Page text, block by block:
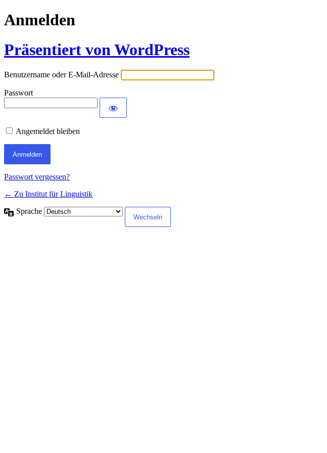
Anmelden
Präsentiert von WordPress
Benutzername oder E-Mail-Adresse
Passwort
Angemeldet bleiben
Passwort vergessen?
← Zu Institut für Linguistik
Sprache